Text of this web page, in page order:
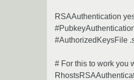
RSAAuthentication
#AuthorizedKeysFile
# For this to work you